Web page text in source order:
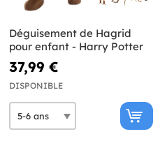
Déguisement de Hagrid
pour enfant - Harry Potter
37,99 €
DISPONIBLE